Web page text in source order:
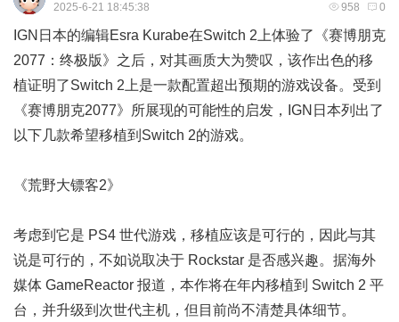
958 0
2025-6-21 18:45:38
IGN日本的编辑Esra Kurabe在Switch 2上体验了《赛博朋克
2077：终极版》之后，对其画质大为赞叹，该作出色的移
植证明了Switch 2上是一款配置超出预期的游戏设备。受到
《赛博朋克2077》所展现的可能性的启发，IGN日本列出了
以下几款希望移植到Switch 2的游戏。
《荒野大镖客2》
考虑到它是 PS4 世代游戏，移植应该是可行的，因此与其
说是可行的，不如说取决于 Rockstar 是否感兴趣。据海外
媒体 GameReactor 报道，本作将在年内移植到 Switch 2 平
台，并升级到次世代主机，但目前尚不清楚具体细节。